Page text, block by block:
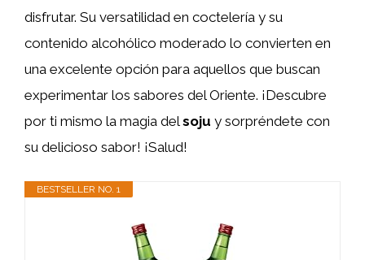
disfrutar. Su versatilidad en coctelería y su
contenido alcohólico moderado lo convierten en
una excelente opción para aquellos que buscan
experimentar los sabores del Oriente. ¡Descubre
por ti mismo la magia delsoju y sorpréndete con
su delicioso sabor! ¡Salud!
BESTSELLER NO. 1